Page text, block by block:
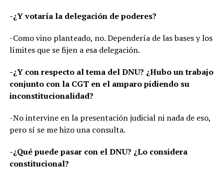
-¿Y votaría la delegación de poderes?
-Como vino planteado, no. Dependería de las bases y los
límites que se fijen a esa delegación.
-¿Y con respecto al tema del DNU? ¿Hubo un trabajo
conjunto con la CGT en el amparo pidiendo su
inconstitucionalidad?
-No intervine en la presentación judicial ni nada de eso,
pero sí se me hizo una consulta.
-¿Qué puede pasar con el DNU? ¿Lo considera
constitucional?